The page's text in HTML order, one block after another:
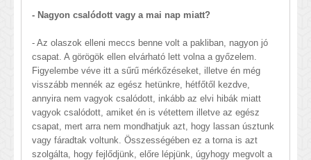
- Nagyon csalódott vagy a mai nap miatt?
- Az olaszok elleni meccs benne volt a pakliban, nagyon jó
csapat. A görögök ellen elvárható lett volna a győzelem.
Figyelembe véve itt a sűrű mérkőzéseket, illetve én még
visszább mennék az egész hetünkre, hétfőtől kezdve,
annyira nem vagyok csalódott, inkább az elvi hibák miatt
vagyok csalódott, amiket én is vétettem illetve az egész
csapat, mert arra nem mondhatjuk azt, hogy lassan úsztunk
vagy fáradtak voltunk. Összességében ez a torna is azt
szolgálta, hogy fejlődjünk, előre lépjünk, úgyhogy megvolt a